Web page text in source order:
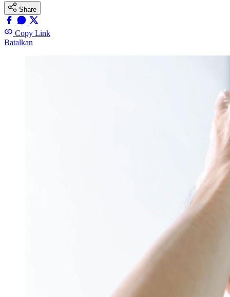
Share
Copy Link
Batalkan